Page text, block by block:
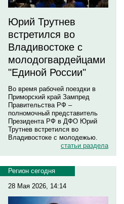
Юрий Трутнев
встретился во
Владивостоке с
молодогвардейцами
"Единой России"
Во время рабочей поездки в
Приморский край Зампред
Правительства РФ –
полномочный представитель
Президента РФ в ДФО Юрий
Трутнев встретился во
Владивостоке с молодежью.
статьи раздела
Регион сегодня
28 Мая 2026, 14:14